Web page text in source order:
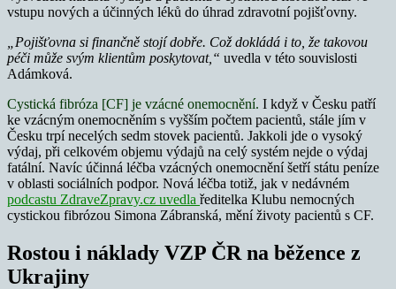
vstupu nových a účinných léků do úhrad zdravotní pojišťovny.
„Pojišťovna si finančně stojí dobře. Což dokládá i to, že takovou
péči může svým klientům poskytovat,“ uvedla v této souvislosti
Adámková.
Cystická fibróza [CF] je vzácné onemocnění. I když v Česku patří
ke vzácným onemocněním s vyšším počtem pacientů, stále jím v
Česku trpí necelých sedm stovek pacientů. Jakkoli jde o vysoký
výdaj, při celkovém objemu výdajů na celý systém nejde o výdaj
fatální. Navíc účinná léčba vzácných onemocnění šetří státu peníze
v oblasti sociálních podpor. Nová léčba totiž, jak v nedávném
podcastu ZdraveZpravy.cz uvedla ředitelka Klubu nemocných
cystickou fibrózou Simona Zábranská, mění životy pacientů s CF.
Rostou i náklady VZP ČR na běžence z
Ukrajiny